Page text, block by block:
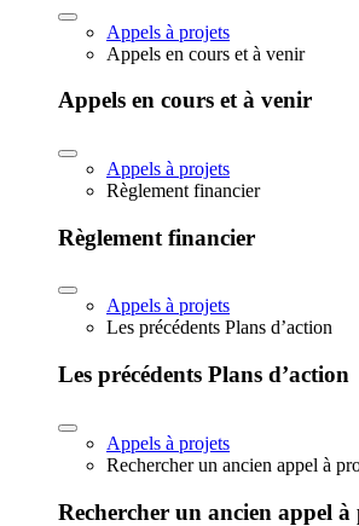
Appels à projets
Appels en cours et à venir
Appels en cours et à venir
Appels à projets
Règlement financier
Règlement financier
Appels à projets
Les précédents Plans d’action
Les précédents Plans d’action
Appels à projets
Rechercher un ancien appel à
Rechercher un ancien appel à